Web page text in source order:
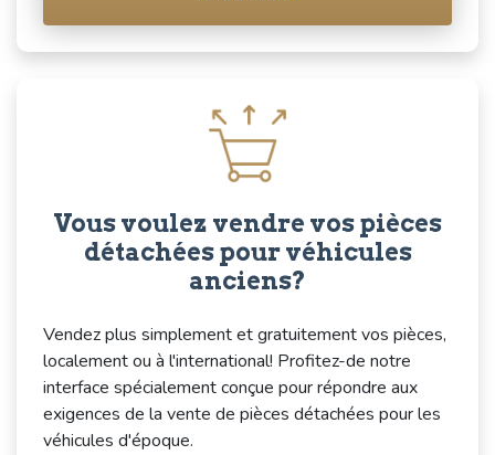
Vous voulez vendre vos pièces
détachées pour véhicules
anciens?
Vendez plus simplement et gratuitement vos pièces,
localement ou à l'international! Profitez-de notre
interface spécialement conçue pour répondre aux
exigences de la vente de pièces détachées pour les
véhicules d'époque.